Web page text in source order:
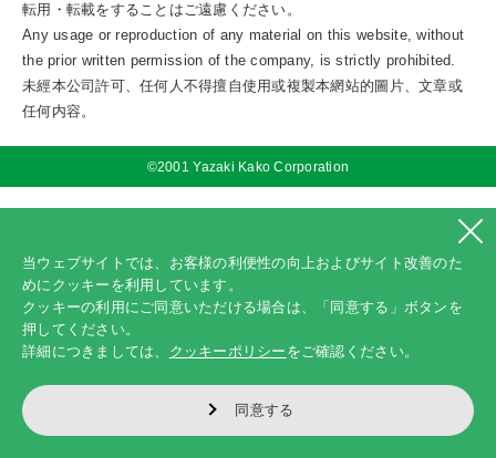
転用・転載をすることはご遠慮ください。
Any usage or reproduction of any material on this website, without
the prior written permission of the company, is strictly prohibited.
未經本公司許可、任何人不得擅自使用或複製本網站的圖片、文章或
任何内容。
©2001 Yazaki Kako Corporation
当ウェブサイトでは、お客様の利便性の向上およびサイト改善のた
めにクッキーを利用しています。
クッキーの利用にご同意いただける場合は、「同意する」ボタンを
押してください。
詳細につきましては、 クッキーポリシー をご確認ください。
同意する